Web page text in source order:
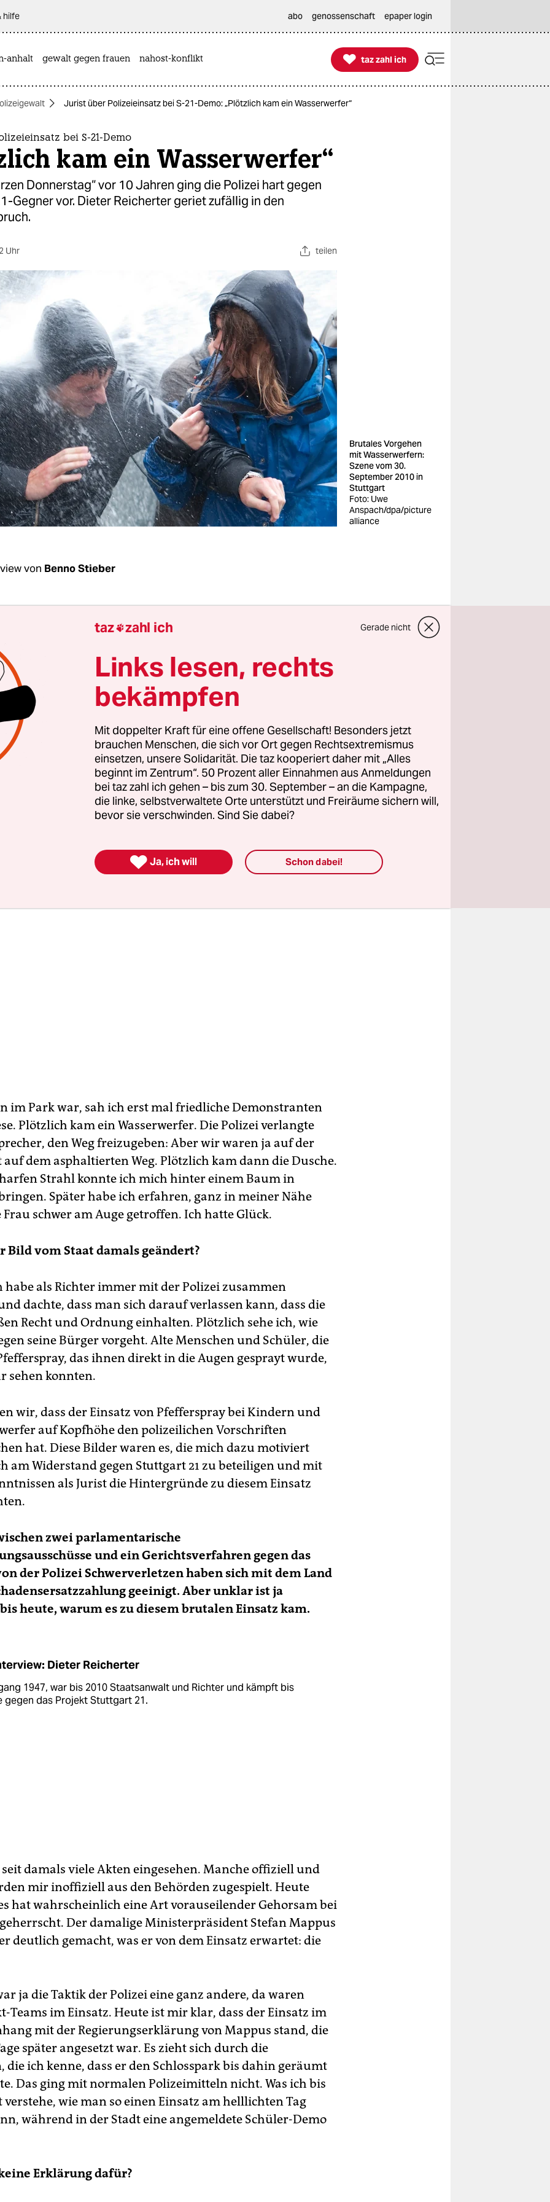
hilfe abo genossenschaft epaper login
anhalt gewalt gegen frauen nahost-konflikt 
taz zahl ich
taz zahl ich
Jurist über Polizeieinsatz bei S-21-Demo: „Plötzlich kam ein Wasserwerfer“
bei S-21-Demo
kam ein Wasserwerfer“
Donnerstag“ vor 10 Jahren ging die Polizei hart gegen
Gegner vor. Dieter Reicherter geriet zufällig in den
Uhr teilen
Brutales Vorgehen
mit Wasserwerfern:
Szene vom 30.
September 2010 in
Stuttgart
Foto: Uwe
Anspach/dpa/picture
alliance
von Benno Stieber
vor zehn Jahren fuhren im Stuttgarter
die Wasserwerfer auf, um das Gelände von
zu räumen, die das Bahnhofs-Projekt
Stuttgart 21
wollten. Wie haben Siediesen Tagerlebt?
Ich war vier Wochen vorher als Vorsitzender Richter
in den Ruhestand gegangen. An dem Nachmittag war
in der Innenstadt. Ich wollte nicht demonstrieren,
noch nie bei einer Demo oder einem Polizeieinsatz, ich
nur ansehen. Schon auf dem Weg zum Schlossgarten
Mädchen mit total geröteten Augen entgegen, sie erzählte,
der Polizei angegriffen wurde.
im Schlossgarten ankamen?
im Park war, sah ich erst mal friedliche Demonstranten
Plötzlich kam ein Wasserwerfer. Die Polizei verlangte
den Weg freizugeben: Aber wir waren ja auf der
auf dem asphaltierten Weg. Plötzlich kam dann die Dusche.
Strahl konnte ich mich hinter einem Baum in
Später habe ich erfahren, ganz in meiner Nähe
schwer am Auge getroffen. Ich hatte Glück.
Bild vom Staat damals geändert?
habe als Richter immer mit der Polizei zusammen
dachte, dass man sich darauf verlassen kann, dass die
Recht und Ordnung einhalten. Plötzlich sehe ich, wie
seine Bürger vorgeht. Alte Menschen und Schüler, die
das ihnen direkt in die Augen gesprayt wurde,
sehen konnten.
wir, dass der Einsatz von Pfefferspray bei Kindern und
auf Kopfhöhe den polizeilichen Vorschriften
hat. Diese Bilder waren es, die mich dazu motiviert
am Widerstand gegen Stuttgart 21 zu beteiligen und mit
als Jurist die Hintergründe zu diesem Einsatz
zwei parlamentarische
und ein Gerichtsverfahren gegen das
der Polizei Schwerverletzen haben sich mit dem Land
geeinigt. Aber unklar ist ja
heute, warum es zu diesem brutalen Einsatz kam.
Dieter Reicherter
1947, war bis 2010 Staatsanwalt und Richter und kämpft bis
gegen das Projekt Stuttgart 21.
damals viele Akten eingesehen. Manche offiziell und
mir inoffiziell aus den Behörden zugespielt. Heute
hat wahrscheinlich eine Art vorauseilender Gehorsam bei
Der damalige Ministerpräsident Stefan Mappus
deutlich gemacht, was er von dem Einsatz erwartet: die
ja die Taktik der Polizei eine ganz andere, da waren
Teams im Einsatz. Heute ist mir klar, dass der Einsatz im
mit der Regierungserklärung von Mappus stand, die
später angesetzt war. Es zieht sich durch die
die ich kenne, dass er den Schlosspark bis dahin geräumt
Das ging mit normalen Polizeimitteln nicht. Was ich bis
wie man so einen Einsatz am helllichten Tag
während in der Stadt eine angemeldete Schüler-Demo
Erklärung dafür?
taz zahl ich Gerade nicht
Links lesen, rechts
bekämpfen
Mit doppelter Kraft für eine offene Gesellschaft! Besonders jetzt
brauchen Menschen, die sich vor Ort gegen Rechtsextremismus
einsetzen, unsere Solidarität. Die taz kooperiert daher mit „Alles
beginnt im Zentrum“. 50 Prozent aller Einnahmen aus Anmeldungen
bei taz zahl ich gehen – bis zum 30. September – an die Kampagne,
die linke, selbstverwaltete Orte unterstützt und Freiräume sichern will,
bevor sie verschwinden. Sind Sie dabei?
 Ja, ich will Schon dabei!